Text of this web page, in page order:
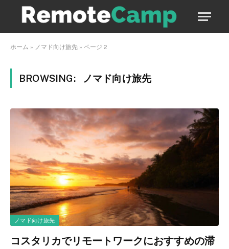
ホーム » ノマド向け旅先 » ページ 2
BROWSING: ノマド向け旅先
ノマド向け旅先
コスタリカでリモートワークにおすすめの滞